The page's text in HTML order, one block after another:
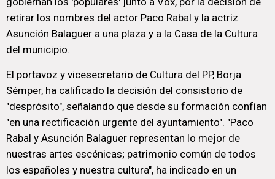
retirar los nombres del actor Paco Rabal y la actriz
Asunción Balaguer a una plaza y a la Casa de la Cultura
del municipio.
El portavoz y vicesecretario de Cultura del PP, Borja
Sémper, ha calificado la decisión del consistorio de
"desprósito", señalando que desde su formación confían
"en una rectificación urgente del ayuntamiento". "Paco
Rabal y Asunción Balaguer representan lo mejor de
nuestras artes escénicas; patrimonio común de todos
los españoles y nuestra cultura", ha indicado en un